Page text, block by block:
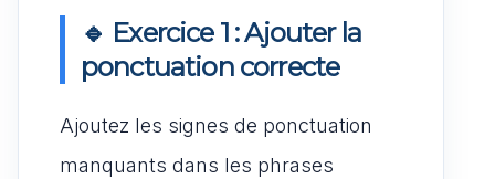
🔹 Exercice 1 : Ajouter la
ponctuation correcte
Ajoutez les signes de ponctuation
manquants dans les phrases